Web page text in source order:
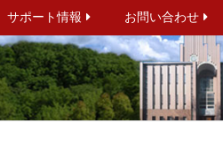
サポート情報 お問い合わせ